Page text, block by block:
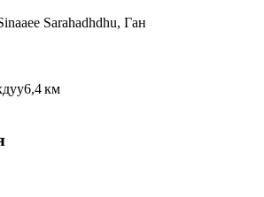
Sarahadhdhu, Ган
6,4 км